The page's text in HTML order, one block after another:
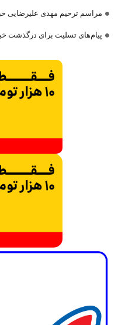
مراسم ترحیم مهدی علیرضایی
پیام‌های تسلیت برای درگذشت